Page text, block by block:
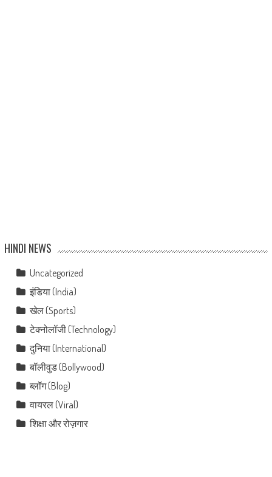
HINDI NEWS
Uncategorized
इंडिया (India)
खेल (Sports)
टेक्नोलॉजी (Technology)
दुनिया (International)
बॉलीवुड (Bollywood)
ब्लॉग (Blog)
वायरल (Viral)
शिक्षा और रोज़गार